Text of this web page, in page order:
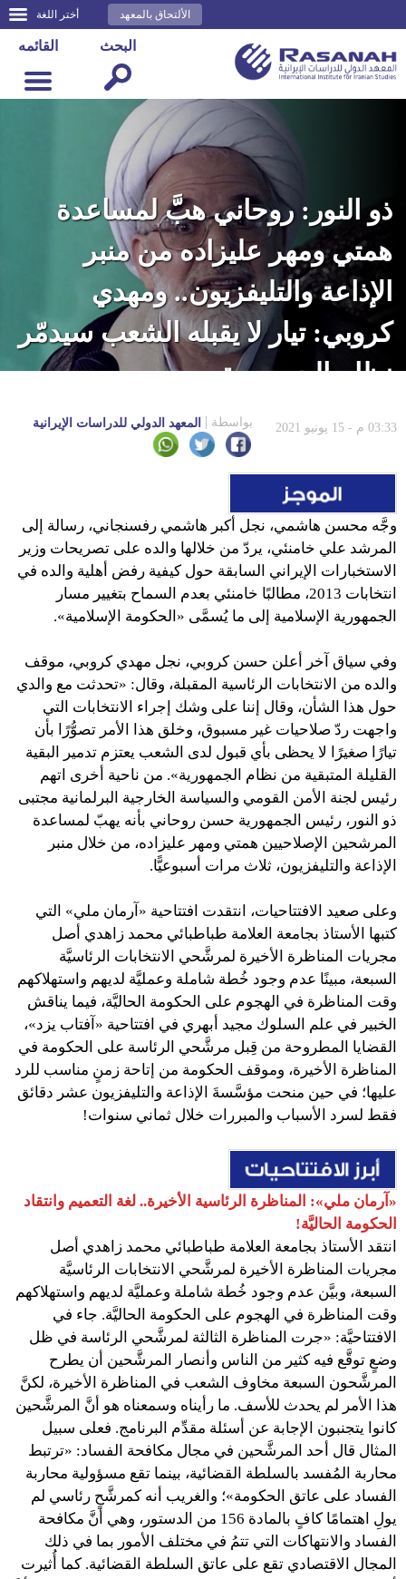
أختر اللغة الألتحاق بالمعهد
القائمه البحث
ذو النور: روحاني هبَّ لمساعدة
همتي ومهر عليزاده من منبر
الإذاعة والتليفزيون.. ومهدي
كروبي: تيار لا يقبله الشعب سيدمّر
نظام الجمهورية
03:33 م - 15 يونيو 2021 بواسطة المعهد الدولي للدراسات الإيرانية
وجَّه محسن هاشمي، نجل أكبر هاشمي رفسنجاني، رسالة إلى
المرشد علي خامنئي، يردّ من خلالها والده على تصريحات وزير
الاستخبارات الإيراني السابقة حول كيفية رفض أهلية والده في
انتخابات 2013، مطالبًا خامنئي بعدم السماح بتغيير مسار
الجمهورية الإسلامية إلى ما يُسمَّى «الحكومة الإسلامية».
وفي سياق آخر أعلن حسن كروبي، نجل مهدي كروبي، موقف
والده من الانتخابات الرئاسية المقبلة، وقال: «تحدثت مع والدي
حول هذا الشأن، وقال إننا على وشك إجراء الانتخابات التي
واجهت ردّ صلاحيات غير مسبوق، وخلق هذا الأمر تصوُّرًا بأن
تيارًا صغيرًا لا يحظى بأي قبول لدى الشعب يعتزم تدمير البقية
القليلة المتبقية من نظام الجمهورية». من ناحية أخرى اتهم
رئيس لجنة الأمن القومي والسياسة الخارجية البرلمانية مجتبى
ذو النور، رئيس الجمهورية حسن روحاني بأنه يهبّ لمساعدة
المرشحين الإصلاحيين همتي ومهر عليزاده، من خلال منبر
الإذاعة والتليفزيون، ثلاث مرات أسبوعيًّا.
وعلى صعيد الافتتاحيات، انتقدت افتتاحية «آرمان ملي» التي
كتبها الأستاذ بجامعة العلامة طباطبائي محمد زاهدي أصل
مجريات المناظرة الأخيرة لمرشَّحي الانتخابات الرئاسيَّة
السبعة، مبينًا عدم وجود خُطة شاملة وعمليَّة لديهم واستهلاكهم
وقت المناظرة في الهجوم على الحكومة الحاليَّة، فيما يناقش
الخبير في علم السلوك مجيد أبهري في افتتاحية «آفتاب يزد»،
القضايا المطروحة من قِبل مرشَّحي الرئاسة على الحكومة في
المناظرة الأخيرة، وموقف الحكومة من إتاحة زمنٍ مناسب للرد
عليها؛ في حين منحت مؤسَّسةَ الإذاعة والتليفزيون عشر دقائق
فقط لسرد الأسباب والمبررات خلال ثماني سنوات!
«آرمان ملي»: المناظرة الرئاسية الأخيرة.. لغة التعميم وانتقاد
الحكومة الحاليَّة!
انتقد الأستاذ بجامعة العلامة طباطبائي محمد زاهدي أصل
مجريات المناظرة الأخيرة لمرشَّحي الانتخابات الرئاسيَّة
السبعة، وبيَّن عدم وجود خُطة شاملة وعمليَّة لديهم واستهلاكهم
وقت المناظرة في الهجوم على الحكومة الحاليَّة. جاء في
الافتتاحيَّة: «جرت المناظرة الثالثة لمرشَّحي الرئاسة في ظل
وضعٍ توقَّع فيه كثير من الناس وأنصار المرشَّحين أن يطرح
المرشَّحون السبعة مخاوف الشعب في المناظرة الأخيرة، لكنَّ
هذا الأمر لم يحدث للأسف. ما رأيناه وسمعناه هو أنَّ المرشَّحين
كانوا يتجنبون الإجابة عن أسئلة مقدِّم البرنامج. فعلى سبيل
المثال قال أحد المرشَّحين في مجال مكافحة الفساد: «ترتبط
محاربة المُفسد بالسلطة القضائية، بينما تقع مسؤولية محاربة
الفساد على عاتق الحكومة»؛ والغريب أنه كمرشَّحٍ رئاسي لم
يولِ اهتمامًا كافٍ بالمادة 156 من الدستور، وهي أنَّ مكافحة
الفساد والانتهاكات التي تتمُ في مختلف الأمور بما في ذلك
المجال الاقتصادي تقع على عاتق السلطة القضائية. كما أُثيرت